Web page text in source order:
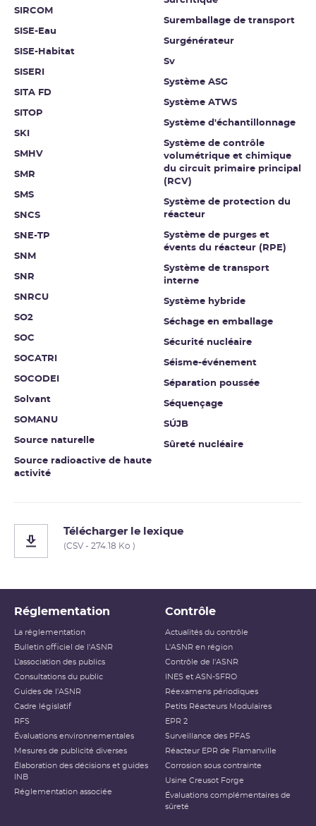
SIRCOM
SISE-Eau
SISE-Habitat
SISERI
SITA FD
SITOP
SKI
SMHV
SMR
SMS
SNCS
SNE-TP
SNM
SNR
SNRCU
SO2
SOC
SOCATRI
SOCODEI
Solvant
SOMANU
Source naturelle
Source radioactive de haute
activité
Suremballage de transport
Surgénérateur
Sv
Système ASG
Système ATWS
Système d'échantillonnage
Système de contrôle
volumétrique et chimique
du circuit primaire principal
(RCV)
Système de protection du
réacteur
Système de purges et
évents du réacteur (RPE)
Système de transport
interne
Système hybride
Séchage en emballage
Sécurité nucléaire
Séisme-événement
Séparation poussée
Séquençage
SÚJB
Sûreté nucléaire
Télécharger le lexique
(CSV - 274.18 Ko )
Réglementation
La réglementation
Bulletin officiel de l'ASNR
L’association des publics
Consultations du public
Guides de l'ASNR
Cadre législatif
RFS
Évaluations environnementales
Mesures de publicité diverses
Élaboration des décisions et guides
INB
Réglementation associée
Contrôle
Actualités du contrôle
L'ASNR en région
Contrôle de l'ASNR
INES et ASN-SFRO
Réexamens périodiques
Petits Réacteurs Modulaires
EPR 2
Surveillance des PFAS
Réacteur EPR de Flamanville
Corrosion sous contrainte
Usine Creusot Forge
Évaluations complémentaires de
sûreté